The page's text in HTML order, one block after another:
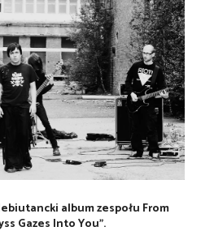
album zespołu From
Gazes Into You”.